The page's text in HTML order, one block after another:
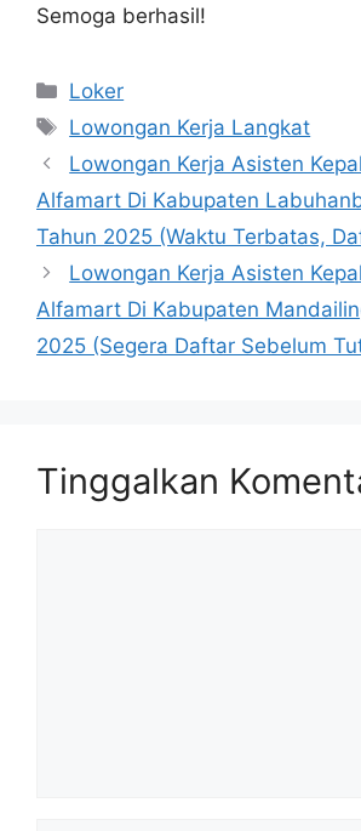
Semoga berhasil!
Kategori
Loker
Tag
Lowongan Kerja Langkat
Lowongan Kerja Asisten
Alfamart Di Kabupaten
Tahun 2025 (Waktu Terbatas,
Lowongan Kerja Asisten
Alfamart Di Kabupaten
2025 (Segera Daftar Sebelum
Tinggalkan